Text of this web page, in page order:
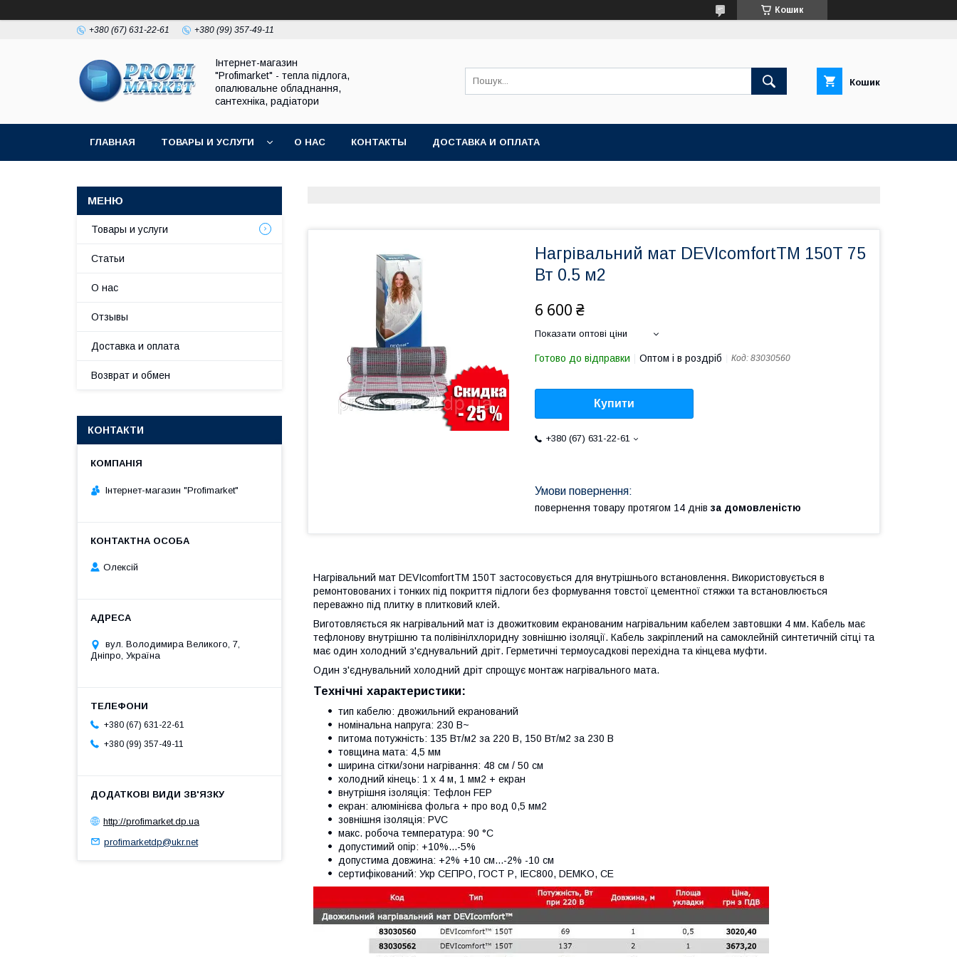
Кошик
+380 (67) 631-22-61 +380 (99) 357-49-11
Інтернет-магазин
"Profimarket" - тепла підлога,
опалювальне обладнання,
сантехніка, радіатори
Кошик
ГЛАВНАЯ ТОВАРЫ И УСЛУГИ О НАС КОНТАКТЫ ДОСТАВКА И ОПЛАТА
Нагрівальний мат DEVIcomfortTM 150T 75
Вт 0.5 м2
6 600 ₴
Показати оптові ціни
Готово до відправки Оптом і в роздріб Код: 83030560
Купити
+380 (67) 631-22-61
повернення товару протягом 14 днів за домовленістю
Нагрівальний мат DEVIcomfortTM 150T застосовується для внутрішнього встановлення. Використовується в
ремонтовованих і тонких під покриття підлоги без формування товстої цементної стяжки та встановлюється
переважно під плитку в плитковий клей.
Виготовляється як нагрівальний мат із двожитковим екранованим нагрівальним кабелем завтовшки 4 мм. Кабель має
тефлонову внутрішню та полівінілхлоридну зовнішню ізоляції. Кабель закріплений на самоклейній синтетичній сітці та
має один холодний з'єднувальний дріт. Герметичні термоусадкові перехідна та кінцева муфти.
Один з'єднувальний холодний дріт спрощує монтаж нагрівального мата.
Технічні характеристики:
тип кабелю: двожильний екранований
номінальна напруга: 230 В~
питома потужність: 135 Вт/м2 за 220 В, 150 Вт/м2 за 230 В
товщина мата: 4,5 мм
ширина сітки/зони нагрівання: 48 см / 50 см
холодний кінець: 1 х 4 м, 1 мм2 + екран
внутрішня ізоляція: Тефлон FEP
екран: алюмінієва фольга + про вод 0,5 мм2
зовнішня ізоляція: PVC
макс. робоча температура: 90 °C
допустимий опір: +10%...-5%
допустима довжина: +2% +10 см...-2% -10 см
сертифікований: Укр СЕПРО, ГОСТ Р, IEC800, DEMKO, CE
Товары и услуги
Статьи
О нас
Отзывы
Доставка и оплата
Возврат и обмен
КОНТАКТИ
Інтернет-магазин "Profimarket"
Олексій
вул. Володимира Великого, 7,
Дніпро, Україна
+380 (67) 631-22-61
+380 (99) 357-49-11
http://profimarket.dp.ua
profimarketdp@ukr.net